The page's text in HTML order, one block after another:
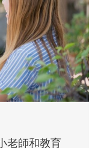
總是在一次
孩子一起長
到獨立自
養成。爸爸
每個重要的